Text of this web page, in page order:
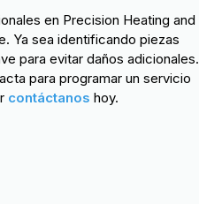
en Precision Heating and
Ya sea identificando piezas
para evitar daños adicionales.
para programar un servicio
contáctanos hoy.